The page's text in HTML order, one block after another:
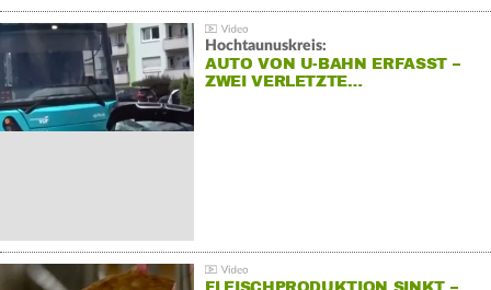
Hochtaunuskreis:
AUTO VON U-BAHN ERFASST –
ZWEI VERLETZTE…